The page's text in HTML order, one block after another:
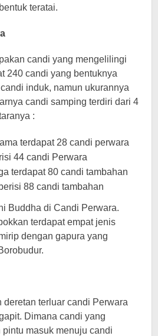
teratai.
candi yang mengelilingi
240 candi yang bentuknya
induk, namun ukurannya
candi samping terdiri dari 4
:
terdapat 28 candi perwara
44 candi Perwara
terdapat 80 candi tambahan
88 candi tambahan
Buddha di Candi Perwara.
terdapat empat jenis
dengan gapura yang
deretan terluar candi Perwara
Dimana candi yang
masuk menuju candi